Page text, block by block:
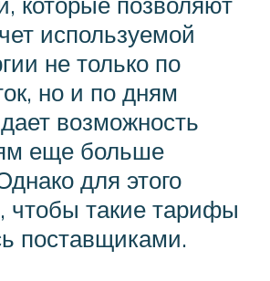
используемой
не только по
но и по дням
возможность
еще больше
для этого
чтобы такие тарифы
поставщиками.